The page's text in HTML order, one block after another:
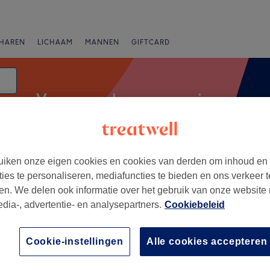
LICHAAM MANNEN GIFTCARD
Vrouwen - haarverzorging
Expresaanbiedingen Beoordeling
Province de Liège
Coiffure beauté
445 reviews
+
−
onze eigen cookies en cookies van derden om inhoud en
te personaliseren, mediafuncties te bieden en ons verkeer
We delen ook informatie over het gebruik van onze website
, advertentie- en analysepartners. Cookiebeleid
Alle cookies accepteren
Cookie-instellingen